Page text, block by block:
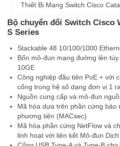
Thiết Bị Mạng Switch Cisco
Bộ chuyển đổi Switch Cisco
S Series
Stackable 48 10/100/1000
Bốn mô-đun mạng đường lên
10GE
Công nghiệp đầu tiên PoE + với
cổng trong hệ số dạng đơn vị 1
Nguồn cung cấp và mô-đun
Mã hóa dựa trên phần cứng bảo
phương tiện (MACsec)
Mã hóa phần cứng NetFlow và
linh hoạt với liên kết Mô-đun Dịch